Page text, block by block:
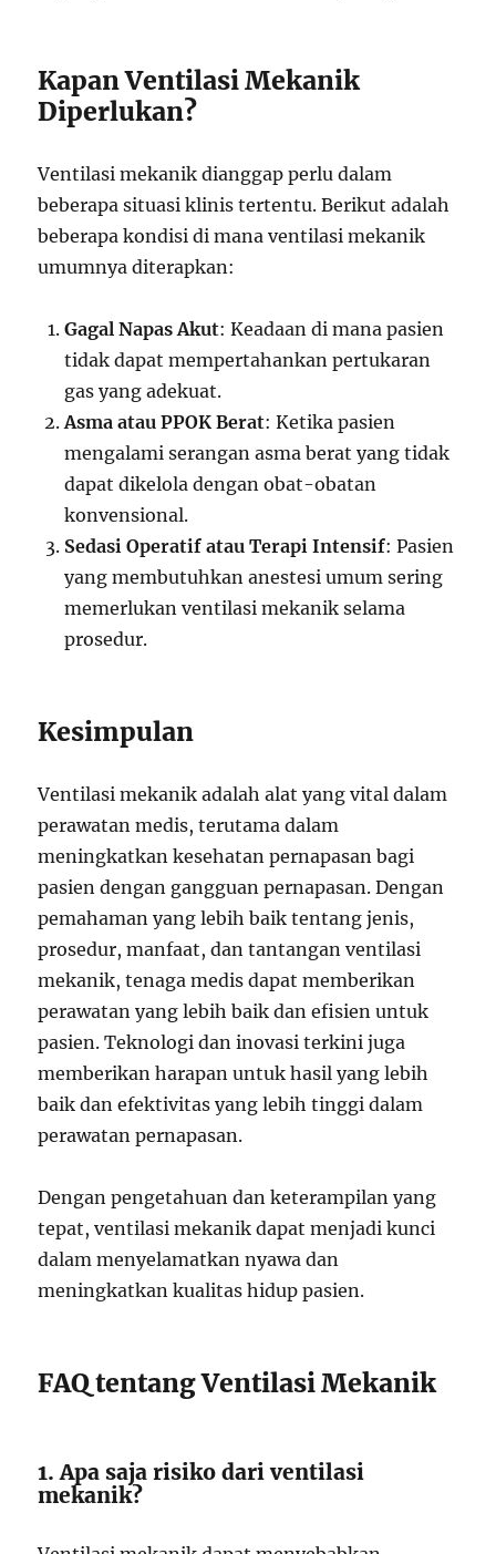
Kapan Ventilasi Mekanik
Diperlukan?
Ventilasi mekanik dianggap perlu dalam
beberapa situasi klinis tertentu. Berikut adalah
beberapa kondisi di mana ventilasi mekanik
umumnya diterapkan:
Gagal Napas Akut: Keadaan di mana pasien
tidak dapat mempertahankan pertukaran
gas yang adekuat.
Asma atau PPOK Berat: Ketika pasien
mengalami serangan asma berat yang tidak
dapat dikelola dengan obat-obatan
konvensional.
Sedasi Operatif atau Terapi Intensif: Pasien
yang membutuhkan anestesi umum sering
memerlukan ventilasi mekanik selama
prosedur.
Kesimpulan
Ventilasi mekanik adalah alat yang vital dalam
perawatan medis, terutama dalam
meningkatkan kesehatan pernapasan bagi
pasien dengan gangguan pernapasan. Dengan
pemahaman yang lebih baik tentang jenis,
prosedur, manfaat, dan tantangan ventilasi
mekanik, tenaga medis dapat memberikan
perawatan yang lebih baik dan efisien untuk
pasien. Teknologi dan inovasi terkini juga
memberikan harapan untuk hasil yang lebih
baik dan efektivitas yang lebih tinggi dalam
perawatan pernapasan.
Dengan pengetahuan dan keterampilan yang
tepat, ventilasi mekanik dapat menjadi kunci
dalam menyelamatkan nyawa dan
meningkatkan kualitas hidup pasien.
FAQ tentang Ventilasi Mekanik
1. Apa saja risiko dari ventilasi
mekanik?